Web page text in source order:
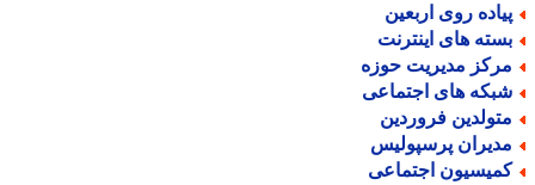
روی اربعین
های اینترنت
مدیریت حوزه
های اجتماعی
فروردین
پرسپولیس
اجتماعی